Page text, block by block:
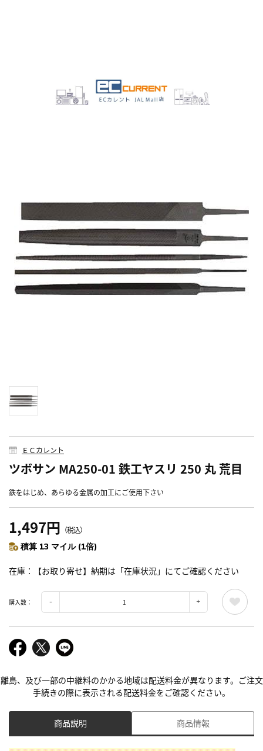
ＥＣカレント
ツボサン MA250-01 鉄工ヤスリ 250 丸 荒目
鉄をはじめ、あらゆる金属の加工にご使用下さい
1,497円 （税込）
積算 13 マイル (1倍)
在庫 【お取り寄せ】納期は「在庫状況」にてご確認ください
購入数：
離島、及び一部の中継料のかかる地域は配送料金が異なります。ご注文
手続きの際に表示される配送料金をご確認ください。
商品説明 商品情報